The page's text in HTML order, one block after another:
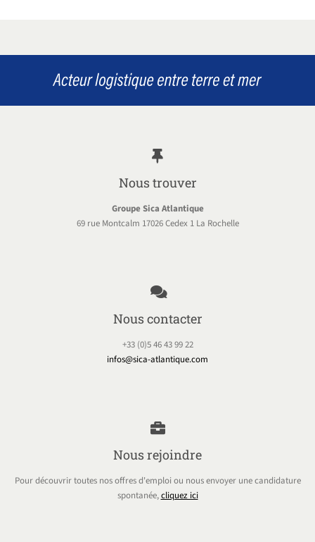
Nous trouver
Groupe Sica Atlantique
69 rue Montcalm 17026 Cedex 1 La Rochelle
Nous contacter
+33 (0)5 46 43 99 22
infos@sica-atlantique.com
Nous rejoindre
Pour découvrir toutes nos offres d'emploi ou nous envoyer une candidature
spontanée,cliquez ici